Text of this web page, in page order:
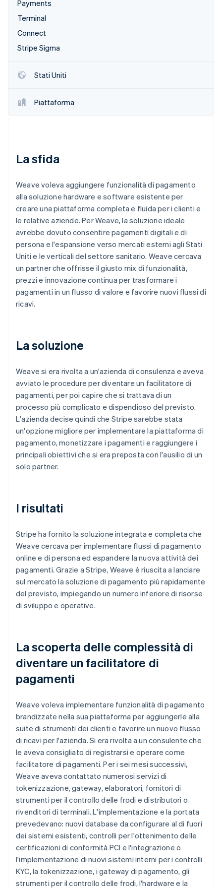
Scopri cosa ti aspetta
Radar
Prevenzione delle frodi
Atlas
Costituzione di start-up
Climate
Rimozione del carbonio
Verifica online dell'identità
Stripe Sessions 2026
Payments
Terminal
Connect
Stripe Sigma
Stati Uniti
Piattaforma
La sfida
Weave voleva aggiungere funzionalità di pagamento
alla soluzione hardware e software esistente per
creare una piattaforma completa e fluida per i clienti e
le relative aziende. Per Weave, la soluzione ideale
avrebbe dovuto consentire pagamenti digitali e di
persona e l'espansione verso mercati esterni agli Stati
Uniti e le verticali del settore sanitario. Weave cercava
un partner che offrisse il giusto mix di funzionalità,
prezzi e innovazione continua per trasformare i
pagamenti in un flusso di valore e favorire nuovi flussi di
ricavi.
La soluzione
Weave si era rivolta a un'azienda di consulenza e aveva
avviato le procedure per diventare un facilitatore di
pagamenti, per poi capire che si trattava di un
processo più complicato e dispendioso del previsto.
L'azienda decise quindi che Stripe sarebbe stata
un'opzione migliore per implementare la piattaforma di
pagamento, monetizzare i pagamenti e raggiungere i
principali obiettivi che si era preposta con l'ausilio di un
solo partner.
I risultati
Stripe ha fornito la soluzione integrata e completa che
Weave cercava per implementare flussi di pagamento
online e di persona ed espandere la nuova attività dei
pagamenti. Grazie a Stripe, Weave è riuscita a lanciare
sul mercato la soluzione di pagamento più rapidamente
del previsto, impiegando un numero inferiore di risorse
di sviluppo e operative.
La scoperta delle complessità di
diventare un facilitatore di
pagamenti
Weave voleva implementare funzionalità di pagamento
brandizzate nella sua piattaforma per aggiungerle alla
suite di strumenti dei clienti e favorire un nuovo flusso
di ricavi per l'azienda. Si era rivolta a un consulente che
le aveva consigliato di registrarsi e operare come
facilitatore di pagamenti. Per i sei mesi successivi,
Weave aveva contattato numerosi servizi di
tokenizzazione, gateway, elaboratori, fornitori di
strumenti per il controllo delle frodi e distributori o
rivenditori di terminali. L'implementazione e la portata
prevedevano: nuovi database da configurare al di fuori
dei sistemi esistenti, controlli per l'ottenimento delle
certificazioni di conformità PCI e l'integrazione o
l'implementazione di nuovi sistemi interni per i controlli
KYC, la tokenizzazione, i gateway di pagamento, gli
strumenti per il controllo delle frodi, l'hardware e la